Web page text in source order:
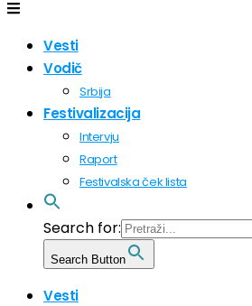
Vesti
Vodič
Srbija
Festivalizacija
Intervju
Raport
Festivalska ček lista
Search for:
Search Button
Vesti